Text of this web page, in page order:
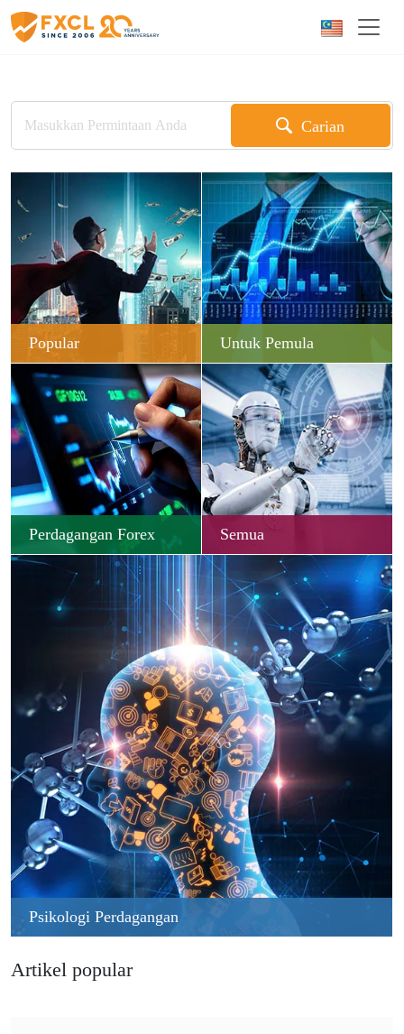
Carian
Popular Untuk Pemula
Perdagangan Forex Semua
Psikologi Perdagangan
Artikel popular